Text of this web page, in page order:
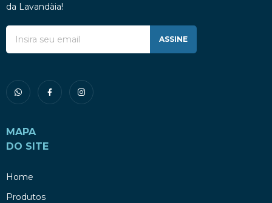
da Lavandàia!
ASSINE
MAPA
DO SITE
Home
Produtos